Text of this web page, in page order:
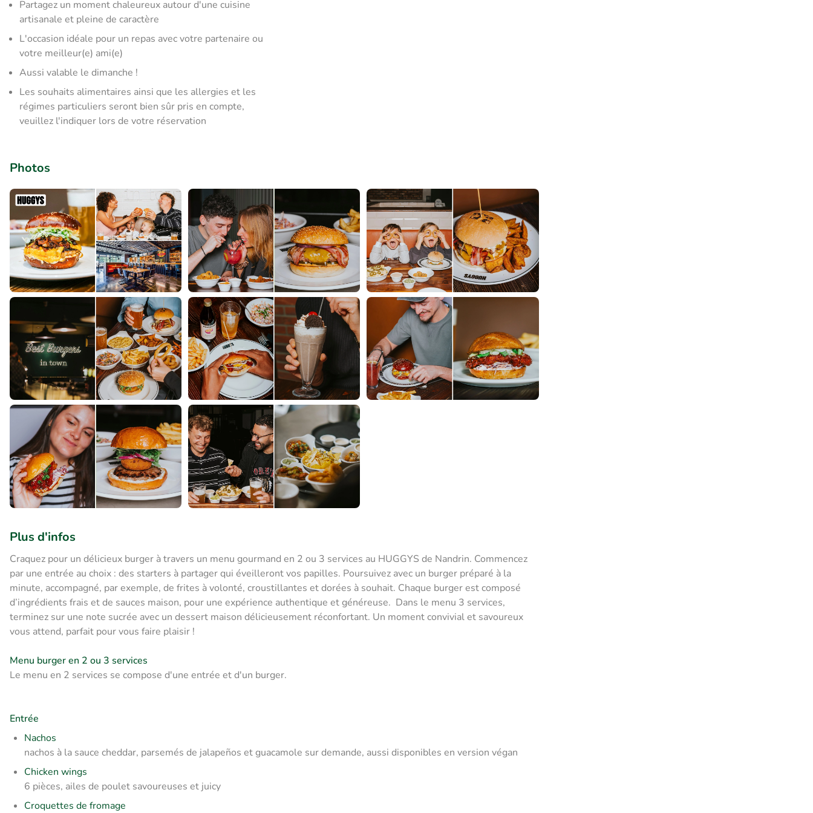
Partagez un moment chaleureux autour d'une cuisine
artisanale et pleine de caractère
L'occasion idéale pour un repas avec votre partenaire ou
votre meilleur(e) ami(e)
Aussi valable le dimanche !
Les souhaits alimentaires ainsi que les allergies et les
régimes particuliers seront bien sûr pris en compte,
veuillez l'indiquer lors de votre réservation
Photos
Plus d'infos
Craquez pour un délicieux burger à travers un menu gourmand en 2 ou 3 services au HUGGYS de Nandrin. Commencez
par une entrée au choix : des starters à partager qui éveilleront vos papilles. Poursuivez avec un burger préparé à la
minute, accompagné, par exemple, de frites à volonté, croustillantes et dorées à souhait. Chaque burger est composé
d’ingrédients frais et de sauces maison, pour une expérience authentique et généreuse. Dans le menu 3 services,
terminez sur une note sucrée avec un dessert maison délicieusement réconfortant. Un moment convivial et savoureux
vous attend, parfait pour vous faire plaisir !
Menu burger en 2 ou 3 services
Le menu en 2 services se compose d'une entrée et d'un burger.
Entrée
Nachos
nachos à la sauce cheddar, parsemés de jalapeños et guacamole sur demande, aussi disponibles en version végan
Chicken wings
6 pièces, ailes de poulet savoureuses et juicy
Croquettes de fromage